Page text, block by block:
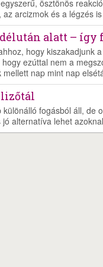
ösztönös
arcizmok és a légzés
alatt – így
hogy kiszakadjunk
ezúttal nem a
nap mint nap
fogásból áll,
alternatíva lehet